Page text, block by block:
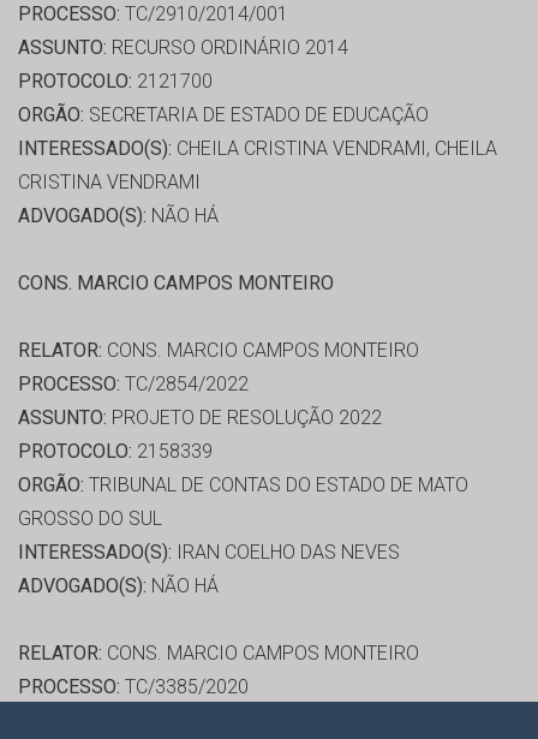
PROCESSO: TC/2910/2014/001
ASSUNTO: RECURSO ORDINÁRIO 2014
PROTOCOLO: 2121700
ORGÃO: SECRETARIA DE ESTADO DE EDUCAÇÃO
INTERESSADO(S): CHEILA CRISTINA VENDRAMI, CHEILA
CRISTINA VENDRAMI
ADVOGADO(S): NÃO HÁ
CONS. MARCIO CAMPOS MONTEIRO
RELATOR: CONS. MARCIO CAMPOS MONTEIRO
PROCESSO: TC/2854/2022
ASSUNTO: PROJETO DE RESOLUÇÃO 2022
PROTOCOLO: 2158339
ORGÃO: TRIBUNAL DE CONTAS DO ESTADO DE MATO
GROSSO DO SUL
INTERESSADO(S): IRAN COELHO DAS NEVES
ADVOGADO(S): NÃO HÁ
RELATOR: CONS. MARCIO CAMPOS MONTEIRO
PROCESSO: TC/3385/2020